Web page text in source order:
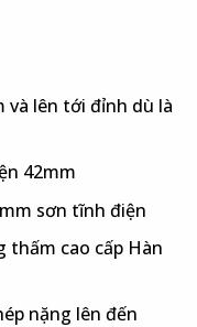
và lên tới đỉnh dù là
42mm
sơn tĩnh điện
thấm cao cấp Hàn
nặng lên đến